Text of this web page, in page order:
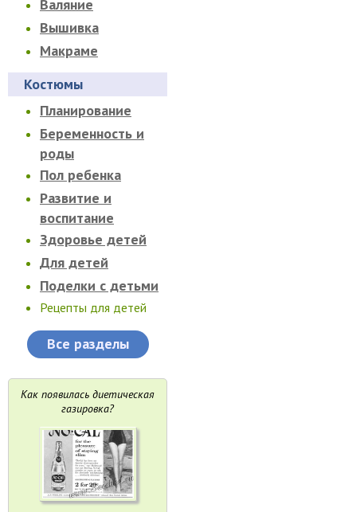
Валяние
Вышивка
Макраме
Костюмы
Планирование
Беременность и
роды
Пол ребенка
Развитие и
воспитание
Здоровье детей
Для детей
Поделки с детьми
Рецепты для детей
Все разделы
Как появилась диетическая
газировка?